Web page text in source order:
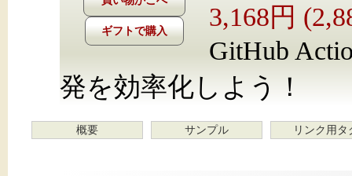
ギフトで購入
3,168円
GitHub
発を効率化しよう！
概要 サンプル リンク用タ